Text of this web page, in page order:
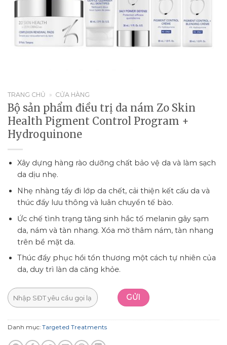
TRANG CHỦ » CỬA HÀNG
Bộ sản phẩm điều trị da nám Zo Skin
Health Pigment Control Program +
Hydroquinone
Xây dựng hàng rào dưỡng chất bảo vệ da và làm sạch
da dịu nhẹ.
Nhẹ nhàng tẩy đi lớp da chết, cải thiện kết cấu da và
thúc đẩy lưu thông và luân chuyển tế bào.
Ức chế tình trạng tăng sinh hắc tố melanin gây sạm
da, nám và tàn nhang. Xóa mờ thâm nám, tàn nhang
trên bề mặt da.
Thúc đẩy phục hồi tổn thương một cách tự nhiên của
da, duy trì làn da căng khỏe.
Danh mục: Targeted Treatments